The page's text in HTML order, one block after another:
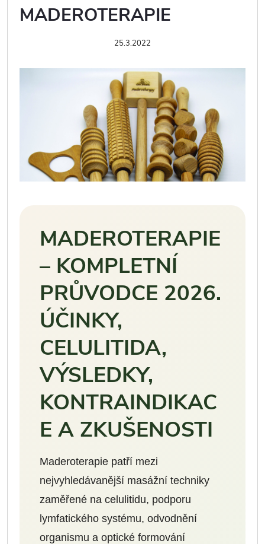
MADEROTERAPIE
25.3.2022
MADEROTERAPIE
– KOMPLETNÍ
PRŮVODCE 2026.
ÚČINKY,
CELULITIDA,
VÝSLEDKY,
KONTRAINDIKAC
E A ZKUŠENOSTI
Maderoterapie patří mezi
nejvyhledávanější masážní techniky
zaměřené na celulitidu, podporu
lymfatického systému, odvodnění
organismu a optické formování